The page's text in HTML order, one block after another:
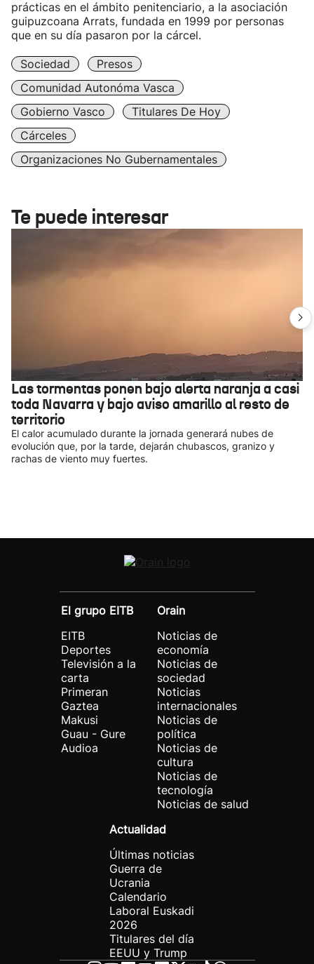
prácticas en el ámbito penitenciario, a la asociación
guipuzcoana Arrats, fundada en 1999 por personas
que en su día pasaron por la cárcel.
Sociedad
Presos
Comunidad Autonóma Vasca
Gobierno Vasco
Titulares De Hoy
Cárceles
Organizaciones No Gubernamentales
Te puede interesar
Las tormentas ponen bajo alerta naranja a casi
toda Navarra y bajo aviso amarillo al resto de
territorio
El calor acumulado durante la jornada generará nubes de
evolución que, por la tarde, dejarán chubascos, granizo y
rachas de viento muy fuertes.
El grupo EITB
EITB
Deportes
Televisión a la
carta
Primeran
Gaztea
Makusi
Guau - Gure
Audioa
Orain
Noticias de
economía
Noticias de
sociedad
Noticias
internacionales
Noticias de
política
Noticias de
cultura
Noticias de
tecnología
Noticias de salud
Actualidad
Últimas noticias
Guerra de
Ucrania
Calendario
Laboral Euskadi
2026
Titulares del día
EEUU y Trump